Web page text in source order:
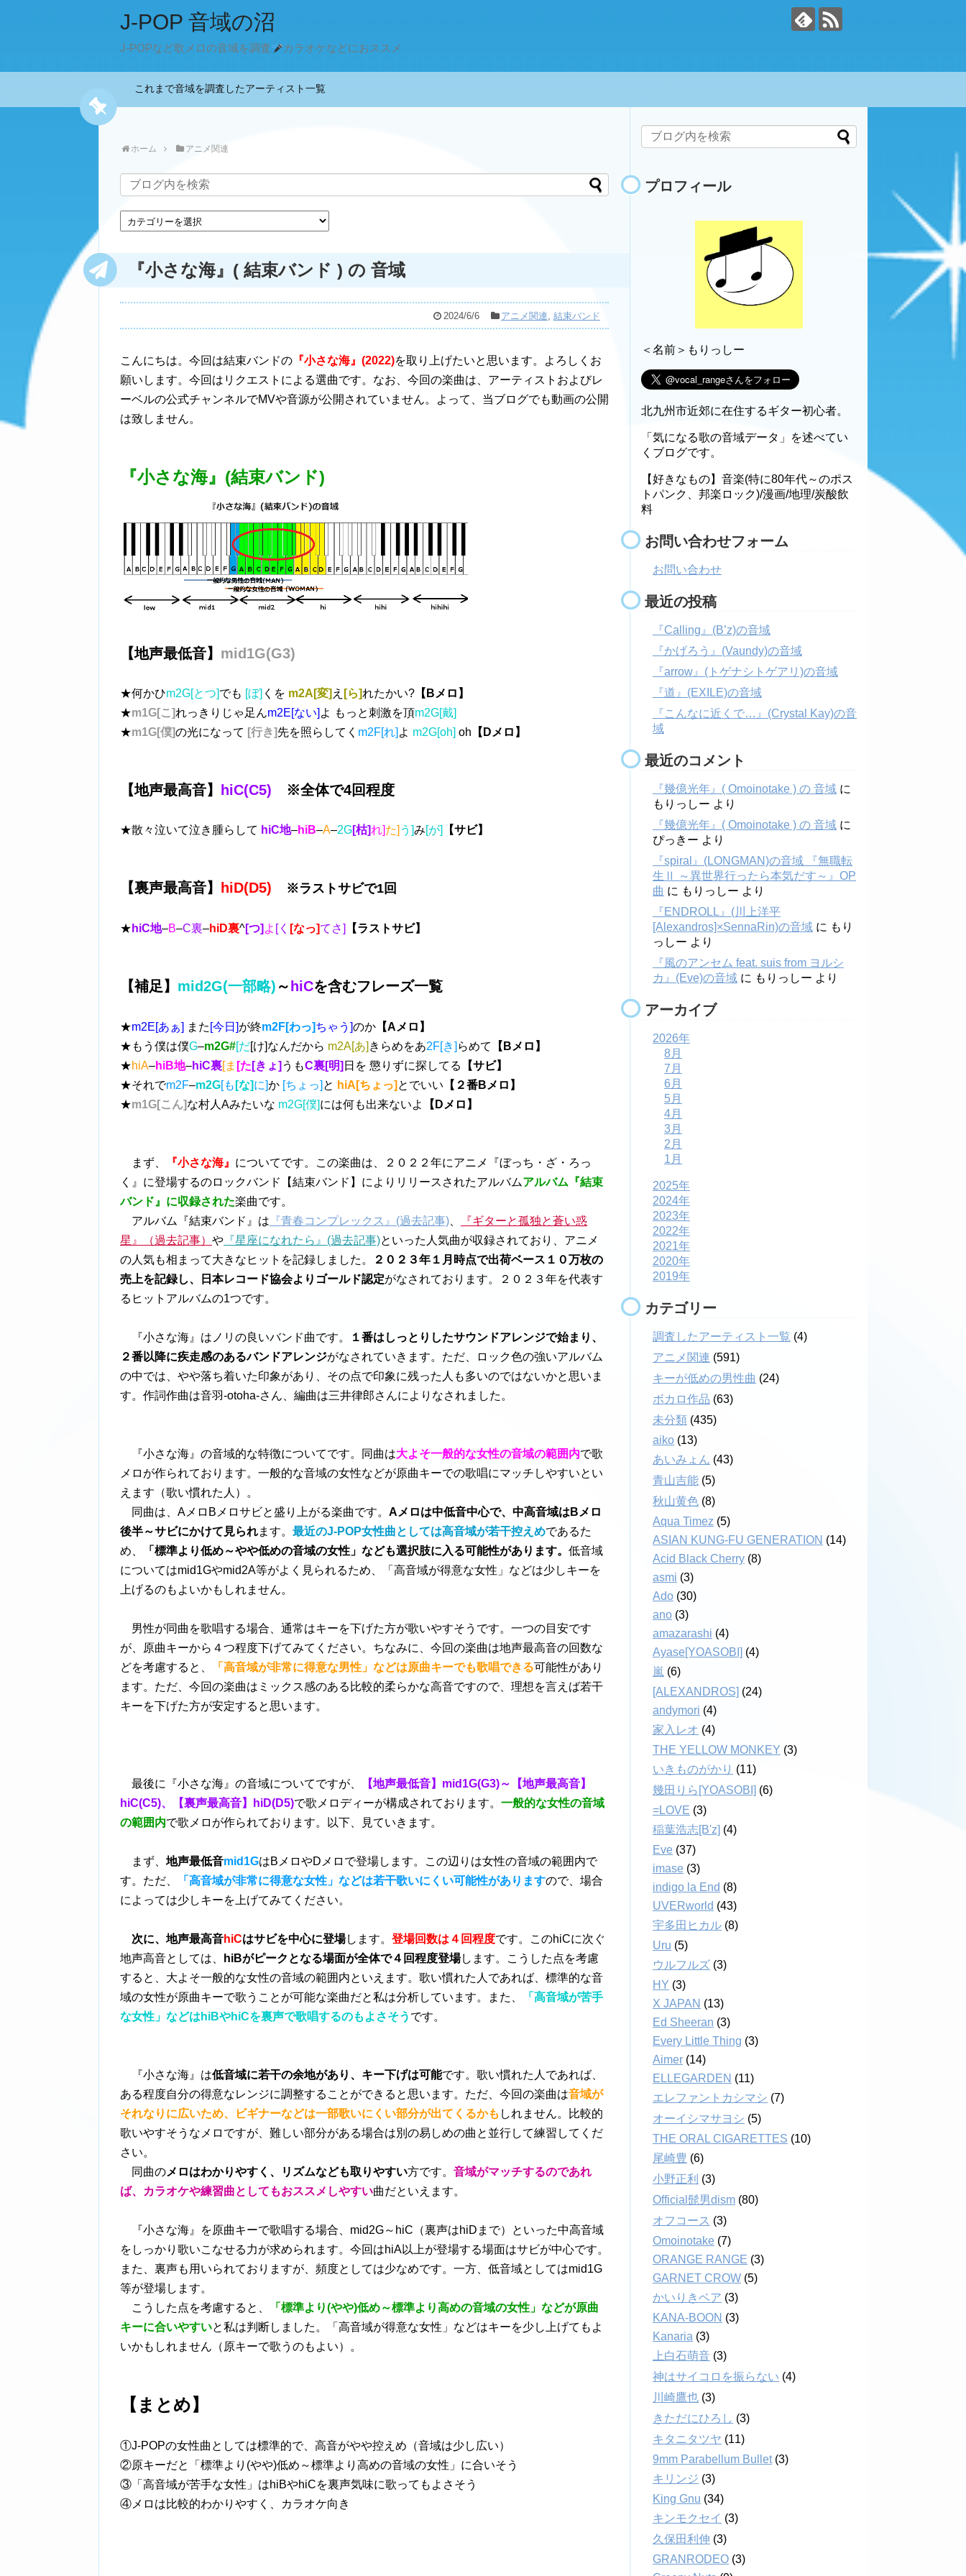
J-POP 音域の沼
J-POPなど歌メロの音域を調査 カラオケなどにおススメ
これまで音域を調査したアーティスト一覧
ホーム アニメ関連
『小さな海』( 結束バンド ) の 音域
2024/6/6 アニメ関連, 結束バンド
こんにちは。今回は結束バンドの 『小さな海』(2022)を取り上げたいと思います。よろしくお
願いします。今回はリクエストによる選曲です。なお、今回の楽曲は、アーティストおよびレ
ーベルの公式チャンネルでMVや音源が公開されていません。よって、当ブログでも動画の公開
は致しません。
『小さな海』(結束バンド)
【地声最低音】 mid1G(G3)
★何かひm2G[とつ]でも [ぼ] くを m2A[変] え [ら]れたかい? 【Bメロ】
★m1G[こ]れっきりじゃ足んm2E[ない] よ もっと刺激を頂m2G[戴]
★m1G[僕]の光になって [行き]先を照らしてく m2F[れ] よ m2G[oh] oh 【Dメロ】
【地声最高音】 hiC(C5) ※全体で4回程度
★散々泣いて泣き腫らして hiC地–hiB–A–2G[枯]れ]た] う]み[が] 【サビ】
【裏声最高音】 hiD(D5) ※ラストサビで1回
★ hiC地–B–C裏–hiD裏^[つ] よ [く [なっ]てさ] 【ラストサビ】
【補足】 mid2G(一部略) ～ hiCを含むフレーズ一覧
★m2E[あぁ] また [今日]が終m2F[わっ]ちゃう]のか 【Aメロ】
★もう僕は僕G–m2G#[だ[け]なんだから m2A[あ] きらめをあ2F[き] らめて
【Bメロ】
★hiA–hiB地–hiC裏[ま [た [きょ] うもC裏[明] 日を 懲りずに探してる
【サビ】
★それでm2F–m2G[も [な]に]か [ちょっ] と hiA[ちょっ] とでいい 【２番Bメロ】
★m1G[こん]な村人Aみたいな m2G[僕]には何も出来ないよ 【Dメロ】
まず、 『小さな海』 についてです。この楽曲は、２０２２年にアニメ『ぼっち・ざ・ろっ
く』に登場するのロックバンド【結束バンド】によりリリースされたアルバムアルバム『結束
バンド』に収録された楽曲です。
アルバム『結束バンド』は 『青春コンプレックス』(過去記事)
『ギターと孤独と蒼い惑
星』（過去記事） や 『星座になれたら』(過去記事)といった人気曲が収録されており、アニメ
の人気も相まって大きなヒットを記録しました。
２０２３年１月時点で出荷ベース１０万枚の
売上を記録し、日本レコード協会よりゴールド認定がなされております。２０２３年を代表す
るヒットアルバムの1つです。
『小さな海』はノリの良いバンド曲です。
１番はしっとりしたサウンドアレンジで始まり、
２番以降に疾走感のあるバンドアレンジがなされていきます。ただ、ロック色の強いアルバム
の中では、やや落ち着いた印象があり、その点で印象に残った人も多いのではないかと思いま
す。作詞作曲は音羽-otoha-さん、編曲は三井律郎さんによりなされました。
『小さな海』の音域的な特徴についてです。同曲は大よそ一般的な女性の音域の範囲内で歌
メロが作られております。一般的な音域の女性などが原曲キーでの歌唱にマッチしやすいとい
えます（歌い慣れた人）。
同曲は、AメロBメロサビと盛り上がる楽曲です。 Aメロは中低音中心で、中高音域はBメロ
後半～サビにかけて見られます。 最近のJ-POP女性曲としては高音域が若干控えめであるた
め、
「標準より低め～やや低めの音域の女性」なども選択肢に入る可能性があります。 低音域
についてはmid1Gやmid2A等がよく見られるため、「高音域が得意な女性」などは少しキーを
上げるのもよいかもしれません。
男性が同曲を歌唱する場合、通常はキーを下げた方が歌いやすそうです。一つの目安です
が、原曲キーから４つ程度下げてみてください。ちなみに、今回の楽曲は地声最高音の回数な
どを考慮すると、
「高音域が非常に得意な男性」などは原曲キーでも歌唱できる可能性があり
ます。ただ、今回の楽曲はミックス感のある比較的柔らかな高音ですので、理想を言えば若干
キーを下げた方が安定すると思います。
最後に『小さな海』の音域についてですが、
【地声最低音】mid1G(G3)～【地声最高音】
hiC(C5)、【裏声最高音】hiD(D5)で歌メロディーが構成されております。 一般的な女性の音域
の範囲内で歌メロが作られております。以下、見ていきます。
まず、 地声最低音mid1GはBメロやDメロで登場します。この辺りは女性の音域の範囲内で
す。ただ、
「高音域が非常に得意な女性」などは若干歌いにくい可能性がありますので、場合
によっては少しキーを上げてみてください。
次に、地声最高音hiCはサビを中心に登場します。 登場回数は４回程度です。このhiCに次ぐ
地声高音としては、
hiBがピークとなる場面が全体で４回程度登場します。こうした点を考慮
すると、大よそ一般的な女性の音域の範囲内といえます。歌い慣れた人であれば、標準的な音
域の女性が原曲キーで歌うことが可能な楽曲だと私は分析しています。また、
「高音域が苦手
な女性」などはhiBやhiCを裏声で歌唱するのもよさそう です。
『小さな海』は低音域に若干の余地があり、キー下げは可能です。歌い慣れた人であれば、
ある程度自分の得意なレンジに調整することができると思います。ただ、今回の楽曲は音域が
それなりに広いため、ビギナーなどは一部歌いにくい部分が出てくるかも しれません。比較的
歌いやすそうなメロですが、難しい部分がある場合は別の易しめの曲と並行して練習してくだ
さい。
同曲のメロはわかりやすく、リズムなども取りやすい方です。 音域がマッチするのであれ
ば、カラオケや練習曲としてもおススメしやすい曲だといえます。
『小さな海』を原曲キーで歌唱する場合、mid2G～hiC（裏声はhiDまで）といった中高音域
をしっかり歌いこなせる力が求められます。今回はhiA以上が登場する場面はサビが中心です。
また、裏声も用いられておりますが、頻度としては少なめです。一方、低音域としてはmid1G
等が登場します。
こうした点を考慮すると、
「標準より(やや)低め～標準より高めの音域の女性」などが原曲
キーに合いやすいと私は判断しました。「高音域が得意な女性」などはキーを少し上げてもよ
いかもしれません（原キーで歌うのもよい）。
【まとめ】
①J-POPの女性曲としては標準的で、高音がやや控えめ（音域は少し広い）
②原キーだと「標準より(やや)低め～標準より高めの音域の女性」に合いそう
③「高音域が苦手な女性」はhiBやhiCを裏声気味に歌ってもよさそう
④メロは比較的わかりやすく、カラオケ向き
プロフィール
＜名前＞もりっしー
北九州市近郊に在住するギター初心者。
「気になる歌の音域データ」を述べてい
くブログです。
【好きなもの】音楽(特に80年代～のポス
トパンク、邦楽ロック)/漫画/地理/炭酸飲
料
お問い合わせフォーム
お問い合わせ
最近の投稿
『Calling』(B’z)の音域
『かげろう』(Vaundy)の音域
『arrow』(トゲナシトゲアリ)の音域
『道』(EXILE)の音域
『こんなに近くで…』(Crystal Kay)の音
域
最近のコメント
『幾億光年』( Omoinotake ) の 音域 に
もりっしー より
『幾億光年』( Omoinotake ) の 音域 に
ぴっきー より
『spiral』(LONGMAN)の音域 『無職転
生Ⅱ ～異世界行ったら本気だす～』OP
曲 に もりっしー より
『ENDROLL』(川上洋平
[Alexandros]×SennaRin)の音域 に もり
っしー より
『風のアンセム feat. suis from ヨルシ
カ』(Eve)の音域 に もりっしー より
アーカイブ
2026年
8月
7月
6月
5月
4月
3月
2月
1月
2025年
2024年
2023年
2022年
2021年
2020年
2019年
カテゴリー
調査したアーティスト一覧 (4)
アニメ関連 (591)
キーが低めの男性曲 (24)
ボカロ作品 (63)
未分類 (435)
aiko (13)
あいみょん (43)
青山吉能 (5)
秋山黄色 (8)
Aqua Timez (5)
ASIAN KUNG-FU GENERATION (14)
Acid Black Cherry (8)
asmi (3)
Ado (30)
ano (3)
amazarashi (4)
Ayase[YOASOBI] (4)
嵐 (6)
[ALEXANDROS] (24)
andymori (4)
家入レオ (4)
THE YELLOW MONKEY (3)
いきものがかり (11)
幾田りら[YOASOBI] (6)
=LOVE (3)
稲葉浩志[B'z] (4)
Eve (37)
imase (3)
indigo la End (8)
UVERworld (43)
宇多田ヒカル (8)
Uru (5)
ウルフルズ (3)
HY (3)
X JAPAN (13)
Ed Sheeran (3)
Every Little Thing (3)
Aimer (14)
ELLEGARDEN (11)
エレファントカシマシ (7)
オーイシマサヨシ (5)
THE ORAL CIGARETTES (10)
尾崎豊 (6)
小野正利 (3)
Official髭男dism (80)
オフコース (3)
Omoinotake (7)
ORANGE RANGE (3)
GARNET CROW (5)
かいりきベア (3)
KANA-BOON (3)
Kanaria (3)
上白石萌音 (3)
神はサイコロを振らない (4)
川崎鷹也 (3)
きただにひろし (3)
キタニタツヤ (11)
9mm Parabellum Bullet(3)
キリンジ (3)
King Gnu (34)
キンモクセイ (3)
久保田利伸 (3)
GRANRODEO (3)